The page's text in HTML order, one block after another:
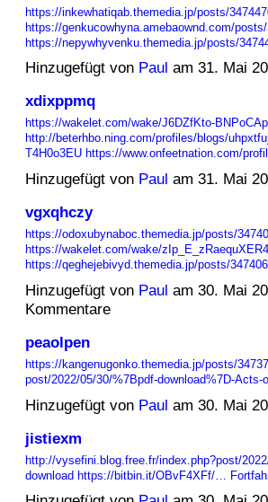
https://inkewhatiqab.themedia.jp/posts/
https://genkucowhyna.amebaownd.com/
https://nepywhyvenku.themedia.jp/posts/
Hinzugefügt von Paul am 31. Mai
xdixppmq
https://wakelet.com/wake/J6DZfKto-
http://beterhbo.ning.com/profiles/blogs/uhpxtfuj
T4H0o3EU https://www.onfeetnation.com/
Hinzugefügt von Paul am 31. Mai
vgxqhczy
https://odoxubynaboc.themedia.jp/posts/
https://wakelet.com/wake/
https://qeghejebivyd.themedia.jp/posts/
Hinzugefügt von Paul am 30. Mai
Kommentare
peaolpen
https://kangenugonko.themedia.jp/posts/
post/2022/05/30/%7Bpdf-download%7D-
Hinzugefügt von Paul am 30. Mai
jistiexm
http://vysefini.blog.free.fr/index.php?post/
download https://bitbin.it/OBvF4XFf/…